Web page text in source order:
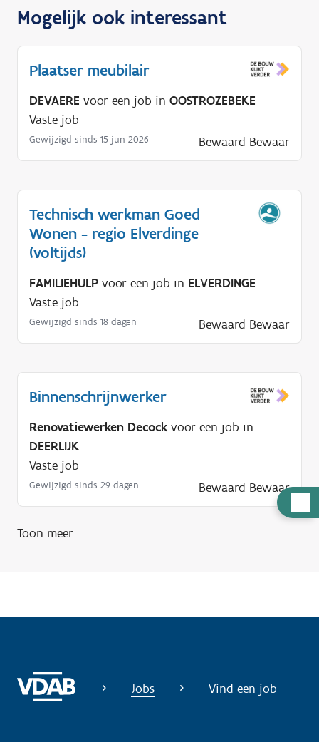
u
d
Mogelijk ook interessant
Plaatser meubilair
DEVAERE voor een job in OOSTROZEBEKE
Vaste job
Gewijzigd sinds 15 jun 2026 Bewaard Bewaar
Technisch werkman Goed
Wonen - regio Elverdinge
(voltijds)
FAMILIEHULP voor een job in ELVERDINGE
Vaste job
Gewijzigd sinds 18 dagen Bewaard Bewaar
Binnenschrijnwerker
Renovatiewerken Decock voor een job in
DEERLIJK
Vaste job
Gewijzigd sinds 29 dagen Bewaard Bewaar
Toon meer
Jobs Vind een job